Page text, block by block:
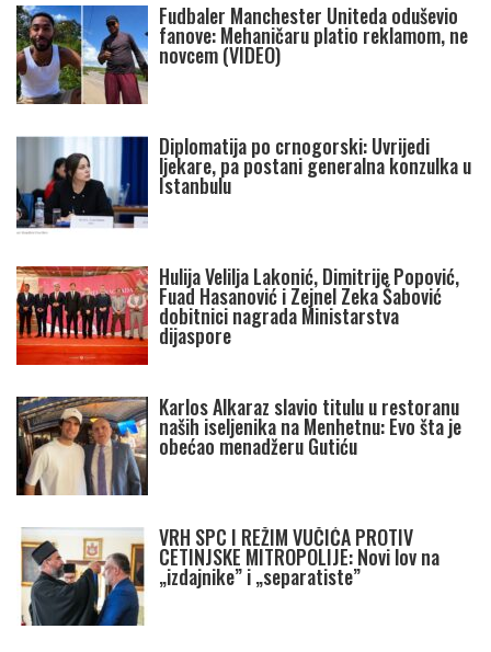
Fudbaler Manchester Uniteda oduševio
fanove: Mehaničaru platio reklamom, ne
novcem (VIDEO)
Diplomatija po crnogorski: Uvrijedi
ljekare, pa postani generalna konzulka u
Istanbulu
Hulija Velilja Lakonić, Dimitrije Popović,
Fuad Hasanović i Zejnel Zeka Šabović
dobitnici nagrada Ministarstva
dijaspore
Karlos Alkaraz slavio titulu u restoranu
naših iseljenika na Menhetnu: Evo šta je
obećao menadžeru Gutiću
VRH SPC I REŽIM VUČIĆA PROTIV
CETINJSKE MITROPOLIJE: Novi lov na
„izdajnike” i „separatiste”